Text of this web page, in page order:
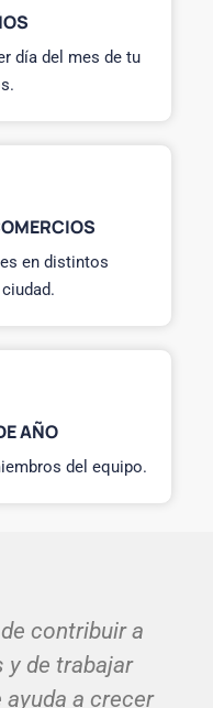
día del mes de tu
en distintos
AÑO
del equipo.
contribuir a
y de trabajar
ayuda a crecer